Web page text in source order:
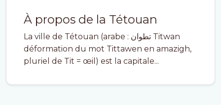
À propos de la Tétouan
La ville de Tétouan (arabe : تطوان Titwan
déformation du mot Tittawen en amazigh,
pluriel de Tit = œil) est la capitale...